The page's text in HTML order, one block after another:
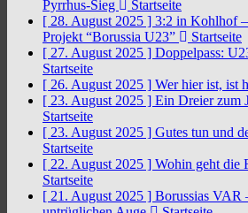
Pyrrhus-Sieg
Startseite
[ 28. August 2025 ] 3:2 in Kohlhof
Projekt “Borussia U23”
Startseite
[ 27. August 2025 ] Doppelpass:
Startseite
[ 26. August 2025 ] Wer hier ist, ist
[ 23. August 2025 ] Ein Dreier zum
Startseite
[ 23. August 2025 ] Gutes tun und
Startseite
[ 22. August 2025 ] Wohin geht die
Startseite
[ 21. August 2025 ] Borussias VAR